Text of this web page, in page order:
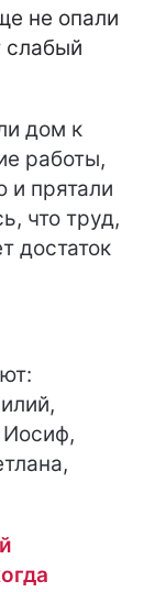
не опали
дом к
работы,
и прятали
что труд,
достаток
Иосиф,